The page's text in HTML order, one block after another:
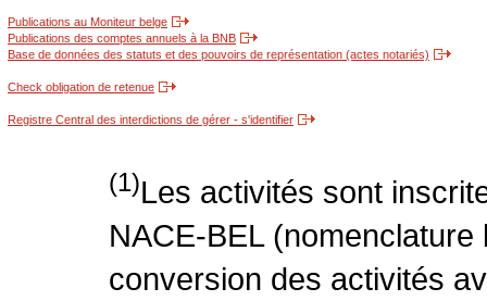
Publications au Moniteur belge
Publications des comptes annuels à la BNB
Base de données des statuts et des pouvoirs de représentation (actes notariés)
Check obligation de retenue
Registre Central des interdictions de gérer - s'identifier
(1)Les activités sont
NACE-BEL
conversion des activités